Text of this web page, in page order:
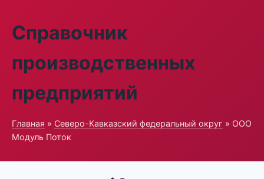
Справочник
производственных
предприятий
Главная » Северо-Кавказский федеральный округ » ООО
Модуль Поток